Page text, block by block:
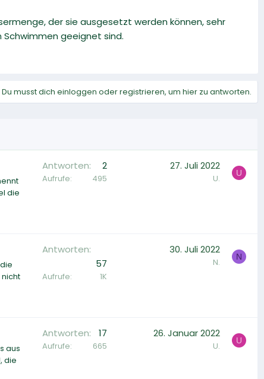
der sie ausgesetzt werden können, sehr
geeignet sind.
Du musst dich einloggen oder registrieren, um hier zu antworten.
die
Antworten 2
Aufrufe 495
27. Juli 2022
U. U
Antworten
57
Aufrufe 1K
30. Juli 2022
N. N
aus
die
Antworten 17
Aufrufe 665
26. Januar 2022
U. U